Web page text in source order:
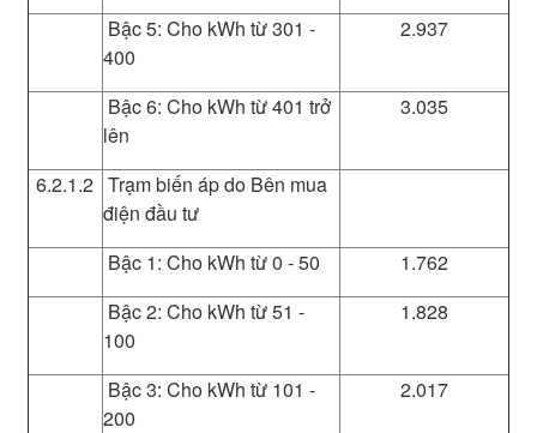
Bậc 5: Cho kWh từ 301 -
400
2.937
Bậc 6: Cho kWh từ 401 trở
lên
3.035
6.2.1.2 Trạm biến áp do Bên mua
điện đầu tư
Bậc 1: Cho kWh từ 0 - 50
1.762
Bậc 2: Cho kWh từ 51 -
100
1.828
Bậc 3: Cho kWh từ 101 -
200
2.017